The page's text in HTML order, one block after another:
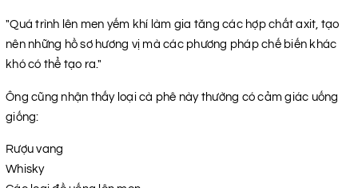
"Quá trình lên men yếm khí làm gia tăng các hợp chất axit, tạo
nên những hồ sơ hương vị mà các phương pháp chế biến khác
khó có thể tạo ra."
Ông cũng nhận thấy loại cà phê này thường có cảm giác uống
giống:
Rượu vang
Whisky